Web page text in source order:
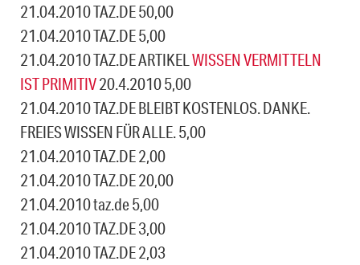
21.04.2010 TAZ.DE 50,00
21.04.2010 TAZ.DE 5,00
21.04.2010 TAZ.DE ARTIKEL WISSEN VERMITTELN
IST PRIMITIV20.4.2010 5,00
21.04.2010 TAZ.DE BLEIBT KOSTENLOS. DANKE.
FREIES WISSEN FÜR ALLE. 5,00
21.04.2010 TAZ.DE 2,00
21.04.2010 TAZ.DE 20,00
21.04.2010 taz.de 5,00
21.04.2010 TAZ.DE 3,00
21.04.2010 TAZ.DE 2,03